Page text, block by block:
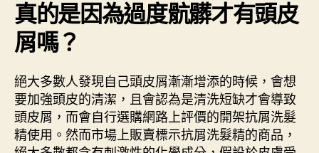
真的是因為過度骯髒才有頭皮
屑嗎？
絕大多數人發現自己頭皮屑漸漸增添的時候，會想
要加強頭皮的清潔，且會認為是清洗短缺才會導致
頭皮屑，而會自行選購網路上評價的開架抗屑洗髮
精使用。然而市場上販賣標示抗屑洗髮精的商品，